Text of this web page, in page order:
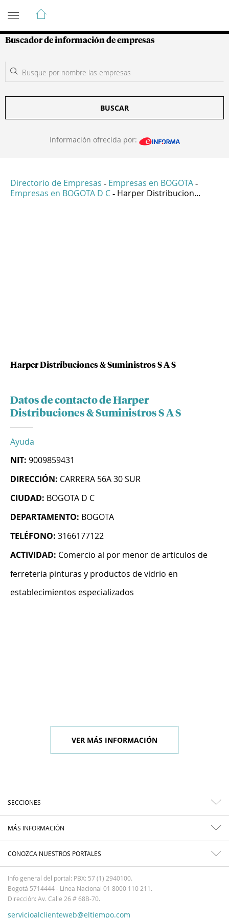
Guía de Empresas Colombianas
Buscador de información de empresas
BUSCAR
Información ofrecida por:
Directorio de Empresas - Empresas en BOGOTA -
Empresas en BOGOTA D C - Harper Distribucion...
Harper Distribuciones & Suministros S A S
Datos de contacto de Harper
Distribuciones & Suministros S A S
Ayuda
NIT: 9009859431
DIRECCIÓN: CARRERA 56A 30 SUR
CIUDAD: BOGOTA D C
DEPARTAMENTO: BOGOTA
TELÉFONO: 3166177122
ACTIVIDAD: Comercio al por menor de articulos de
ferreteria pinturas y productos de vidrio en
establecimientos especializados
VER MÁS INFORMACIÓN
SECCIONES
MÁS INFORMACIÓN
CONOZCA NUESTROS PORTALES
Info general del portal: PBX: 57 (1) 2940100.
Bogotá 5714444 - Línea Nacional 01 8000 110 211.
Dirección: Av. Calle 26 # 68B-70.
servicioalclienteweb@eltiempo.com